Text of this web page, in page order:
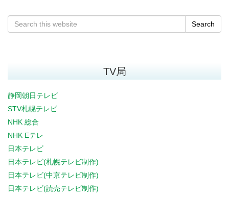
Search
TV局
静岡朝日テレビ
STV札幌テレビ
NHK 総合
NHK Eテレ
日本テレビ
日本テレビ(札幌テレビ制作)
日本テレビ(中京テレビ制作)
日本テレビ(読売テレビ制作)